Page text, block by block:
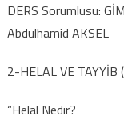
DERS Sorumlusu:
Abdulhamid AKSEL
2-HELAL VE TAYYİB
“Helal Nedir?